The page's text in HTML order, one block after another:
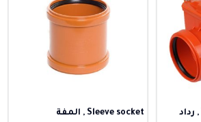
Sleeve socket , المفة